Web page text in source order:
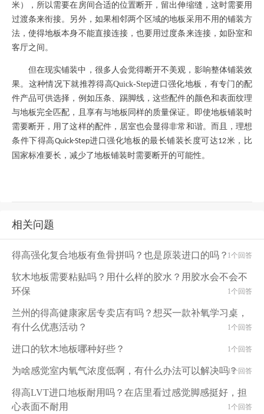
米），所以需要在房间合适的位置断开，留出伸缩缝，这时需要用
过渡条来衔接。另外，如果相邻两个区域的地板采用不用的铺装方
法，使得地板本身不能直接连接，也要用过度条来连接，如卧室和
客厅之间。
但在现实铺装中，很多人会觉得断开不美观，影响整体铺装效
果。这种情况下就推荐得高Quick-Step进口强化地板，有专门的配
件产品可供选择，例如压条、踢脚线，这些配件的颜色和表面纹理
与地板完全匹配，且享有与地板同样的质量保证。即使地板铺装时
需要断开，用了这样的配件，居室也会显得非常和谐。而且，理想
条件下得高Quick-Step进口强化地板的最长铺装长度可达12米，比
国家标准要长，减少了地板铺装时需要断开的可能性。
相关问题
得高强化复合地板有鱼骨拼吗？也是原装进口的吗？1个回答
软木地板需要粘贴吗？用什么样的胶水？用胶水会不会不
环保
1个回答
兰州的得高健康家居专卖店有吗？想买一款补氧学习桌，
有什么优惠活动？
1个回答
进口的软木地板哪种好些？ 1个回答
为啥感觉室内氧气浓度低啊，有什么办法可以解决吗？1个回答
得高LVT进口地板耐用吗？在店里看过感觉脚感挺好，担
心表面不耐用
1个回答